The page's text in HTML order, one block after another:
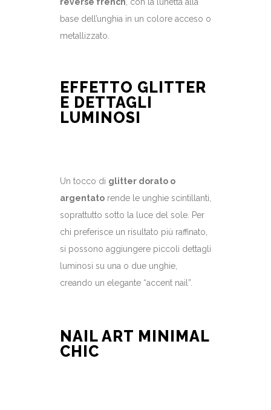
base dell’unghia in un colore acceso o
metallizzato.
EFFETTO GLITTER
E DETTAGLI
LUMINOSI
Un tocco di glitter dorato o
argentato rende le unghie scintillanti,
soprattutto sotto la luce del sole. Per
chi preferisce un risultato più raffinato,
si possono aggiungere piccoli dettagli
luminosi su una o due unghie,
creando un elegante “accent nail”.
NAIL ART MINIMAL
CHIC